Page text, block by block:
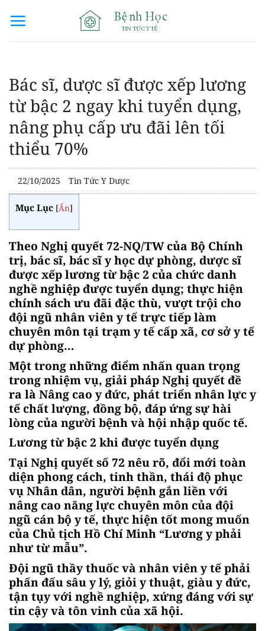
qua
Bác sĩ, dược sĩ được xếp lương
từ bậc 2 ngay khi tuyển dụng,
nâng phụ cấp ưu đãi lên tối
thiểu 70%
22/10/2025 Tin Tức Y Dược
Mục Lục [Ẩn]
Theo Nghị quyết 72-NQ/TW của Bộ Chính
trị, bác sĩ, bác sĩ y học dự phòng, dược sĩ
được xếp lương từ bậc 2 của chức danh
nghề nghiệp được tuyển dụng; thực hiện
chính sách ưu đãi đặc thù, vượt trội cho
đội ngũ nhân viên y tế trực tiếp làm
chuyên môn tại trạm y tế cấp xã, cơ sở y tế
dự phòng…
Một trong những điểm nhấn quan trọng
trong nhiệm vụ, giải pháp Nghị quyết đề
ra là Nâng cao y đức, phát triển nhân lực y
tế chất lượng, đồng bộ, đáp ứng sự hài
lòng của người bệnh và hội nhập quốc tế.
Lương từ bậc 2 khi được tuyển dụng
Tại Nghị quyết số 72 nêu rõ, đổi mới toàn
diện phong cách, tinh thần, thái độ phục
vụ Nhân dân, người bệnh gắn liền với
nâng cao năng lực chuyên môn của đội
ngũ cán bộ y tế, thực hiện tốt mong muốn
của Chủ tịch Hồ Chí Minh “Lương y phải
như từ mẫu”.
Đội ngũ thầy thuốc và nhân viên y tế phải
phấn đấu sâu y lý, giỏi y thuật, giàu y đức,
tận tụy với nghề nghiệp, xứng đáng với sự
tin cậy và tôn vinh của xã hội.